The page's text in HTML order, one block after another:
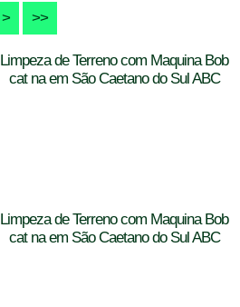
> >>
Limpeza de Terreno com Maquina Bob
cat na em São Caetano do Sul ABC
Limpeza de Terreno com Maquina Bob
cat na em São Caetano do Sul ABC